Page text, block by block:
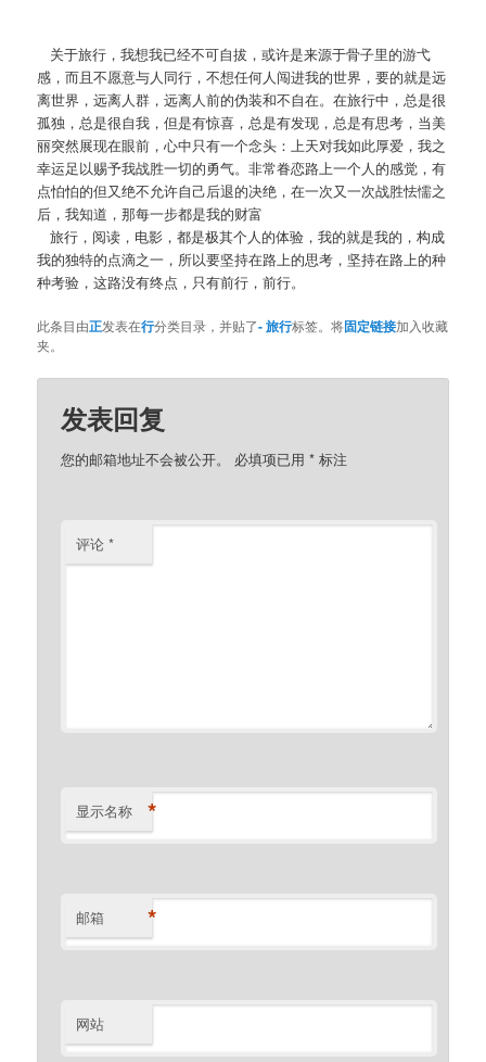
关于旅行，我想我已经不可自拔，或许是来源于骨子里的游弋
感，而且不愿意与人同行，不想任何人闯进我的世界，要的就是远
离世界，远离人群，远离人前的伪装和不自在。在旅行中，总是很
孤独，总是很自我，但是有惊喜，总是有发现，总是有思考，当美
丽突然展现在眼前，心中只有一个念头：上天对我如此厚爱，我之
幸运足以赐予我战胜一切的勇气。非常眷恋路上一个人的感觉，有
点怕怕的但又绝不允许自己后退的决绝，在一次又一次战胜怯懦之
后，我知道，那每一步都是我的财富
旅行，阅读，电影，都是极其个人的体验，我的就是我的，构成
我的独特的点滴之一，所以要坚持在路上的思考，坚持在路上的种
种考验，这路没有终点，只有前行，前行。
此条目由正发表在行分类目录，并贴了- 旅行标签。将固定链接加入收藏
夹。
发表回复
您的邮箱地址不会被公开。 必填项已用* 标注
评论*
显示名称 *
邮箱 *
网站